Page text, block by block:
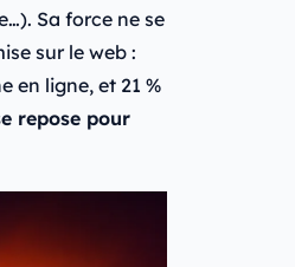
Sa force ne se
sur le web :
en ligne, et 21 %
repose pour